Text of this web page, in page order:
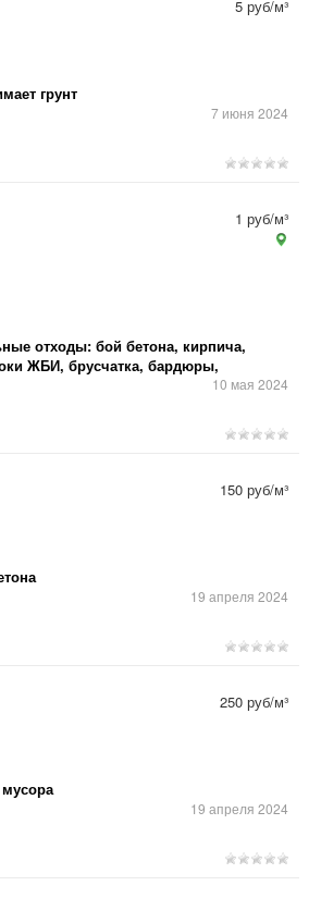
грунт
7 июня 2024
5 руб/м³
отходы: бой бетона, кирпича,
ЖБИ, брусчатка, бардюры,
10 мая 2024
1 руб/м³
19 апреля 2024
150 руб/м³
19 апреля 2024
250 руб/м³